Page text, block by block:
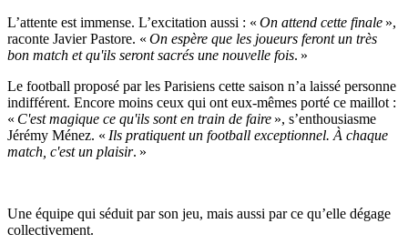
L’attente est immense. L’excitation aussi : « On attend cette finale »,
raconte Javier Pastore. « On espère que les joueurs feront un très
bon match et qu'ils seront sacrés une nouvelle fois. »
Le football proposé par les Parisiens cette saison n’a laissé personne
indifférent. Encore moins ceux qui ont eux-mêmes porté ce maillot :
« C'est magique ce qu'ils sont en train de faire », s’enthousiasme
Jérémy Ménez. « Ils pratiquent un football exceptionnel. À chaque
match, c'est un plaisir. »
Une équipe qui séduit par son jeu, mais aussi par ce qu’elle dégage
collectivement.